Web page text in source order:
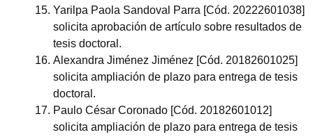
Yarilpa Paola Sandoval Parra [Cód. 20222601038]
solicita aprobación de artículo sobre resultados de
tesis doctoral.
Alexandra Jiménez Jiménez [Cód. 20182601025]
solicita ampliación de plazo para entrega de tesis
doctoral.
Paulo César Coronado [Cód. 20182601012]
solicita ampliación de plazo para entrega de tesis